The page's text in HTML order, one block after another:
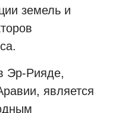
земель и
Эр-Рияде,
является